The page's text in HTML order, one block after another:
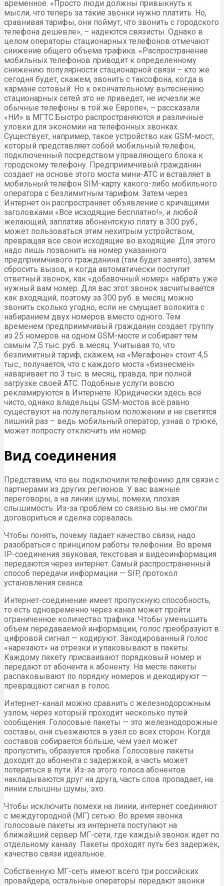
временное. «Просто люди должны привыкнуть к
мысли, что теперь за такие звонки нужно платить. Но,
сравнивая тарифы, они поймут, что звонить с городского
телефона дешевле», – надеются связисты. Однако в
целом операторы стационарных телефонов отмечают
снижение общего объема трафика. «Распространение
мобильных телефонов приводит к определенному
снижению популярности стационарной связи – кто же
сегодня будет, скажем, звонить с таксофона, когда в
кармане сотовый. Но к окончательному вытеснению
стационарных сетей это не приведет, не исчезли же
обычные телефоны в той же Европе», – рассказали
«НИ» в МГТС.Быстро распространяются и различные
уловки для экономии на телефонных звонках.
Существует, например, такое устройство как GSM-мост,
который представляет собой мобильный телефон,
подключенный посредством управляющего блока к
городскому телефону. Предприимчивый гражданин
создает на основе этого моста мини-АТС и вставляет в
мобильный телефон SIM-карту какого-либо мобильного
оператора с безлимитным тарифом. Затем через
Интернет он распространяет объявление с кричащими
заголовками «Все исходящие бесплатно!», и любой
желающий, заплатив абонентскую плату в 300 руб.,
может пользоваться этим нехитрым устройством,
превращая все свои исходящие во входящие. Для этого
надо лишь позвонить на номер указанного
предприимчивого гражданина (там будет занято), затем
сбросить вызов, и когда автоматически поступит
ответный звонок, как «добавочный номер» набрать уже
нужный вам номер. Для вас этот звонок засчитывается
как входящий, поэтому за 300 руб. в месяц можно
звонить сколько угодно, если не смущает волокита с
набиранием двух номеров вместо одного. Тем
временем предприимчивый гражданин создает группу
из 25 номеров на одном GSM-мосте и собирает тем
самым 7,5 тыс. руб. в месяц. Учитывая то, что
безлимитный тариф, скажем, на «Мегафоне» стоит 4,5
тыс., получается, что с каждого моста «бизнесмен»
наваривает по 3 тыс. в месяц, правда, при полной
загрузке своей АТС. Подобные услуги вовсю
рекламируются в Интернете. Юридически здесь всё
чисто, однако владельцы GSM-мостов всё равно
существуют на полулегальном положении и не светятся
лишний раз – ведь мобильный оператор, узнав о трюке,
может попросту отключить им номер.
Вид соединения
Представим, что вы подключили телефонию для связи с
партнерами из других регионов. У вас важные
переговоры, а на линии шумы, помехи, плохая
слышимость. Из-за проблем со связью вы не смогли
договориться и сделка сорвалась.
Чтобы понять, почему падает качество связи, надо
разобраться с принципом работы телефонии. Во время
IP-соединения звуковая, текстовая и видеоинформация
передаются через интернет. Самый распространенный
способ передачи информации — SIP, протокол
установления сеанса.
Интернет-соединение имеет пропускную способность,
то есть одновременно через канал может пройти
ограниченное количество трафика. Чтобы уменьшить
объем передаваемой информации, голос преобразуют в
цифровой сигнал — кодируют. Закодированный голос
«нарезают» на отрезки и упаковывают в пакеты.
Каждому пакету присваивают порядковый номер и
передают от абонента к абоненту. На месте пакеты
распаковывают по порядку номеров и декодируют —
превращают сигнал в голос.
Интернет-канал можно сравнить с железнодорожным
узлом, через который проходит несколько путей
сообщения. Голосовые пакеты — это железнодорожные
составы, они съезжаются в узел со всех сторон. Когда
составов собирается больше, чем узел может
пропустить, образуется пробка. Голосовые пакеты
доходят до абонента с задержкой, а часть может
потеряться в пути. Из-за этого голоса абонентов
накладываются друг на друга, часть слов пропадает, на
линии слышны шумы, эхо.
Чтобы исключить помехи на линии, интернет соединяют
с междугородной (МГ) сетью. Во время звонка
голосовые пакеты из интернета поступают на
ближайший сервер МГ-сети, где каждый звонок идет по
отдельному каналу. Пакеты проходят путь без задержек,
качество связи идеальное.
Собственную МГ-сеть имеют всего три российских
провайдера, остальные операторы передают звонки